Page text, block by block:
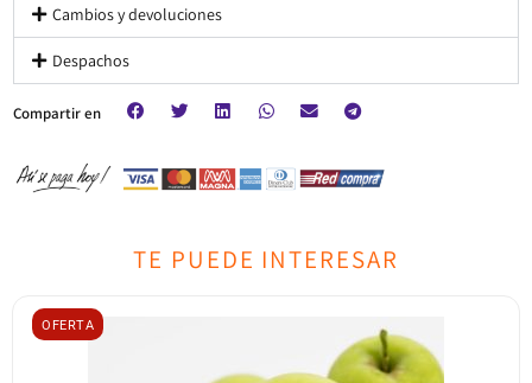
Cambios y devoluciones
Despachos
Compartir en
TE PUEDE INTERESAR
OFERTA